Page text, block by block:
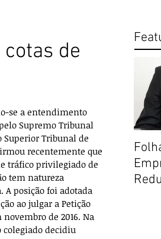
de
se a entendimento
Supremo Tribunal
Superior Tribunal de
recentemente que
tráfico privilegiado de
tem natureza
A posição foi adotada
ao julgar a Petição
novembro de 2016. Na
colegiado decidiu